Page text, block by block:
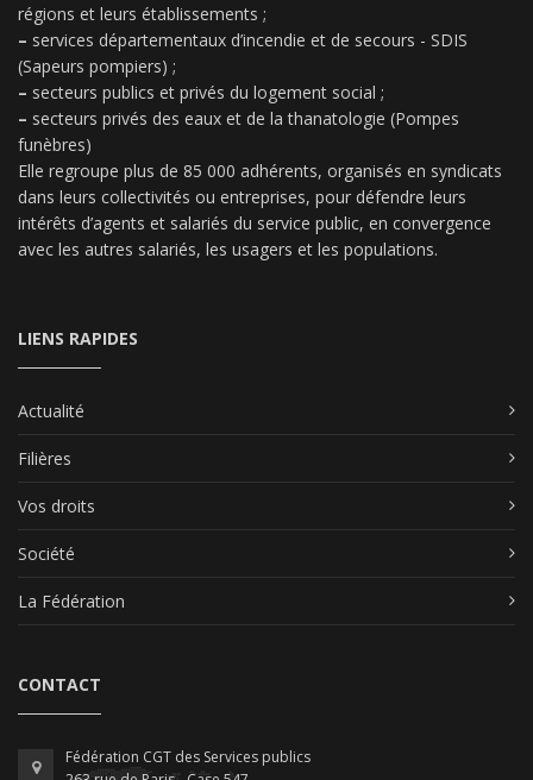
régions et leurs établissements ;
– services départementaux d’incendie et de secours - SDIS
(Sapeurs pompiers) ;
– secteurs publics et privés du logement social ;
– secteurs privés des eaux et de la thanatologie (Pompes
funèbres)
Elle regroupe plus de 85 000 adhérents, organisés en syndicats
dans leurs collectivités ou entreprises, pour défendre leurs
intérêts d’agents et salariés du service public, en convergence
avec les autres salariés, les usagers et les populations.
LIENS RAPIDES
Actualité
Filières
Vos droits
Société
La Fédération
CONTACT
Fédération CGT des Services publics